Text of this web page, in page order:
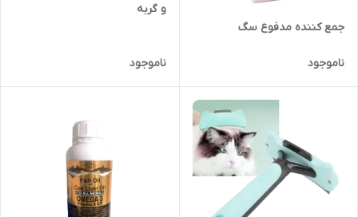
جمع کننده مدفوع سگ
ناموجود
و گربه
ناموجود